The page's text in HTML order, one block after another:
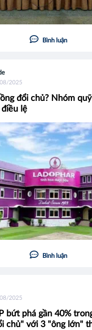
Bình luận
2025
đổi chủ? Nhóm
lệ
Bình luận
2025
bứt phá gần 40%
chủ" với 3 "ông lớn"